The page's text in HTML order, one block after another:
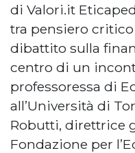
di Valori.it
tra pensiero
dibattito sulla
centro di un
professoressa di
all’Università di
Robutti, direttrice
Fondazione per